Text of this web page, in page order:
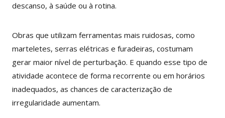
descanso, à saúde ou à rotina.
Obras que utilizam ferramentas mais ruidosas, como
marteletes, serras elétricas e furadeiras, costumam
gerar maior nível de perturbação. E quando esse tipo de
atividade acontece de forma recorrente ou em horários
inadequados, as chances de caracterização de
irregularidade aumentam.